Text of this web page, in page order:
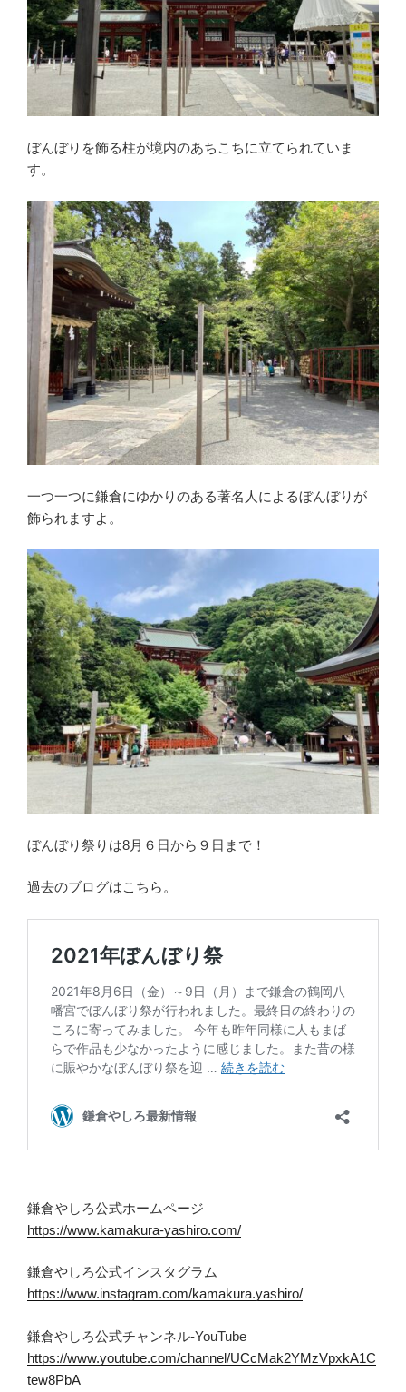
ぼんぼりを飾る柱が境内のあちこちに立てられていま
す。
一つ一つに鎌倉にゆかりのある著名人によるぼんぼりが
飾られますよ。
ぼんぼり祭りは8月６日から９日まで！
過去のブログはこちら。
鎌倉やしろ公式ホームページ
https://www.kamakura-yashiro.com/
鎌倉やしろ公式インスタグラム
https://www.instagram.com/kamakura.yashiro/
鎌倉やしろ公式チャンネル-YouTube
https://www.youtube.com/channel/UCcMak2YMzVpxkA1C
tew8PbA